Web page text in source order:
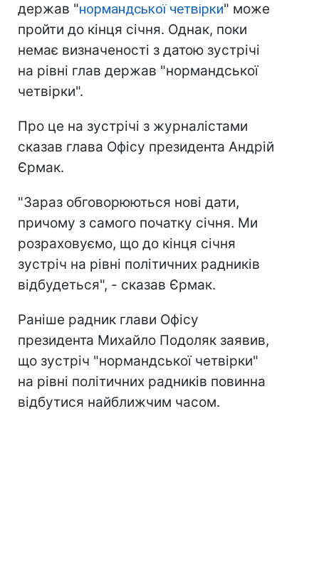
держав "нормандської четвірки" може
пройти до кінця січня. Однак, поки
немає визначеності з датою зустрічі
на рівні глав держав "нормандської
четвірки".
Про це на зустрічі з журналістами
сказав глава Офісу президента Андрій
Єрмак.
"Зараз обговорюються нові дати,
причому з самого початку січня. Ми
розраховуємо, що до кінця січня
зустріч на рівні політичних радників
відбудеться", - сказав Єрмак.
Раніше радник глави Офісу
президента Михайло Подоляк заявив,
що зустріч "нормандської четвірки"
на рівні політичних радників повинна
відбутися найближчим часом.